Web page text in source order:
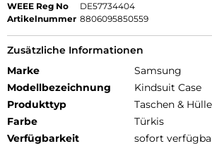
WEEE Reg No
DE57734404
Artikelnummer 8806095850559
Zusätzliche Informationen
Marke
Samsung
Modellbezeichnung
Kindsuit Case
Produkttyp
Taschen &
Farbe
Türkis
Verfügbarkeit
sofort